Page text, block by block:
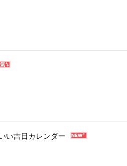
い吉日カレンダー